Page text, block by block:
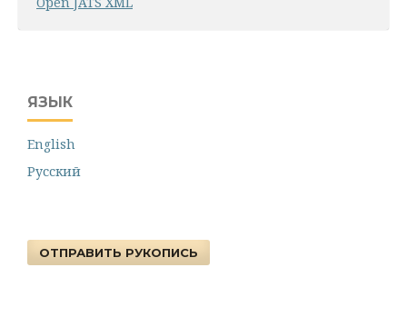
ЯЗЫК
English
Русский
ОТПРАВИТЬ РУКОПИСЬ